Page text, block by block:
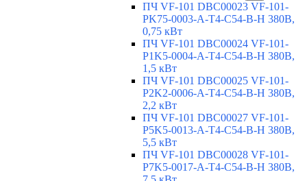
ПЧ VF-101 DBC00023 VF-101-
PK75-0003-A-T4-C54-B-H 380В,
0,75 кВт
ПЧ VF-101 DBC00024 VF-101-
P1K5-0004-A-T4-C54-B-H 380В,
1,5 кВт
ПЧ VF-101 DBC00025 VF-101-
P2K2-0006-A-T4-C54-B-H 380В,
2,2 кВт
ПЧ VF-101 DBC00027 VF-101-
P5K5-0013-A-T4-C54-B-H 380В,
5,5 кВт
ПЧ VF-101 DBC00028 VF-101-
P7K5-0017-A-T4-C54-B-H 380В,